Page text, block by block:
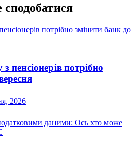
пенсіонерів потрібно
2026